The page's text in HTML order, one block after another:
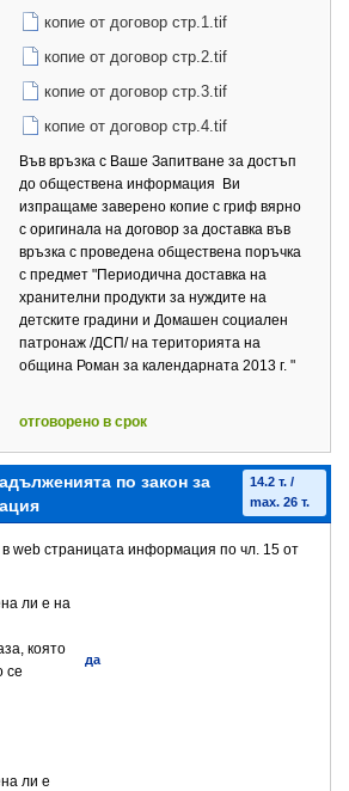
копие от договор стр.1.tif
копие от договор стр.2.tif
копие от договор стр.3.tif
копие от договор стр.4.tif
Във връзка с Ваше Запитване за достъп
до обществена информация Ви
изпращаме заверено копие с гриф вярно
с оригинала на договор за доставка във
връзка с проведена обществена поръчка
с предмет "Периодична доставка на
хранителни продукти за нуждите на
детските градини и Домашен социален
патронаж /ДСП/ на територията на
община Роман за календарната 2013 г. "
отговорено в срок
по закон за
14.2 т. /
max. 26 т.
web страницата информация по чл. 15 от
ли е на
която
се
да
ли е